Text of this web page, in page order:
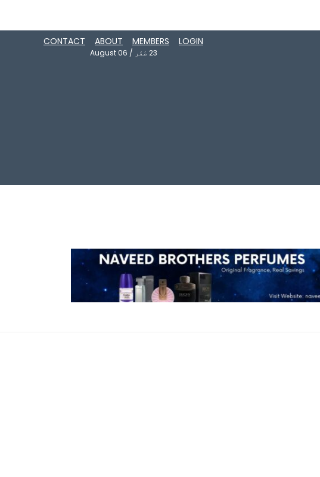
LOGIN
MEMBERS
ABOUT
CONTACT
23 صَفَر /
August 06